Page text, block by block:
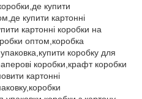
купити
купити картонні
картонні коробки на
оптом,коробка
коробку для
коробки,крафт коробки
картонні